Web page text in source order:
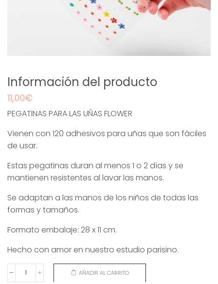
Información del producto
11,00€
PEGATINAS PARA LAS UÑAS FLOWER
Vienen con 120 adhesivos para uñas que son fáciles
de usar.
Estas pegatinas duran al menos 1 o 2 días y se
mantienen resistentes al lavar las manos.
Se adaptan a las manos de los niños de todas las
formas y tamaños.
Formato embalaje: 28 x 11 cm.
Hecho con amor en nuestro estudio parisino.
PEGATINAS
AÑADIR AL CARRITO